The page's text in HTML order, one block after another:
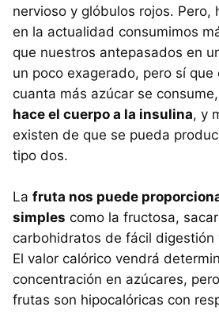
nervioso y glóbulos rojos. Pero,
en la actualidad consumimos
que nuestros antepasados en
un poco exagerado, pero sí que
cuanta más azúcar se consume,
hace el cuerpo a la insulina, y
existen de que se pueda
tipo dos.
La fruta nos puede
simples como la fructosa,
carbohidratos de fácil digestión
El valor calórico vendrá
concentración en azúcares,
frutas son hipocalóricas con